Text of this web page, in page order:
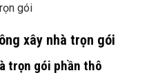
gói
xây nhà trọn gói
trọn gói phần thô